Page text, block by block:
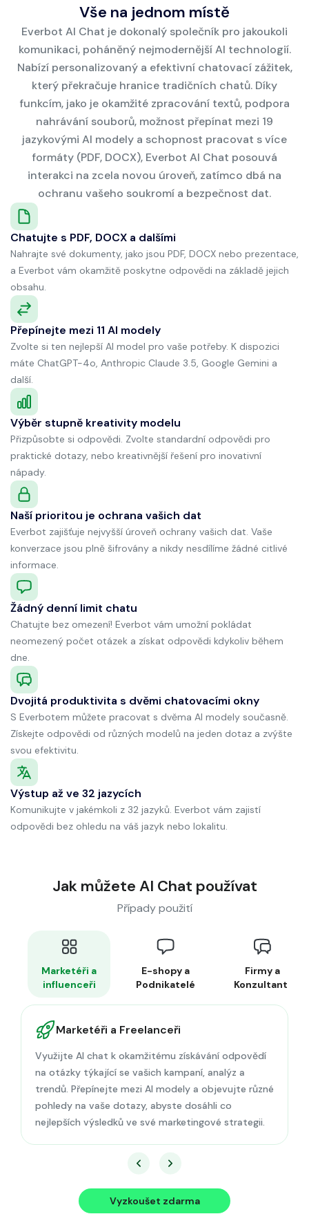
Vše na jednom místě
Everbot AI Chat je dokonalý společník pro jakoukoli
komunikaci, poháněný nejmodernější AI technologií.
Nabízí personalizovaný a efektivní chatovací zážitek,
který překračuje hranice tradičních chatů. Díky
funkcím, jako je okamžité zpracování textů, podpora
nahrávání souborů, možnost přepínat mezi 19
jazykovými AI modely a schopnost pracovat s více
formáty (PDF, DOCX), Everbot AI Chat posouvá
interakci na zcela novou úroveň, zatímco dbá na
ochranu vašeho soukromí a bezpečnost dat.
Chatujte s PDF, DOCX a dalšími
Nahrajte své dokumenty, jako jsou PDF, DOCX nebo prezentace,
a Everbot vám okamžitě poskytne odpovědi na základě jejich
obsahu.
Přepínejte mezi 11 AI modely
Zvolte si ten nejlepší AI model pro vaše potřeby. K dispozici
máte ChatGPT-4o, Anthropic Claude 3.5, Google Gemini a
další.
Výběr stupně kreativity modelu
Přizpůsobte si odpovědi. Zvolte standardní odpovědi pro
praktické dotazy, nebo kreativnější řešení pro inovativní
nápady.
Naší prioritou je ochrana vašich dat
Everbot zajišťuje nejvyšší úroveň ochrany vašich dat. Vaše
konverzace jsou plně šifrovány a nikdy nesdílíme žádné citlivé
informace.
Žádný denní limit chatu
Chatujte bez omezení! Everbot vám umožní pokládat
neomezený počet otázek a získat odpovědi kdykoliv během
dne.
Dvojitá produktivita s dvěmi chatovacími okny
S Everbotem můžete pracovat s dvěma AI modely současně.
Získejte odpovědi od různých modelů na jeden dotaz a zvýšte
svou efektivitu.
Výstup až ve 32 jazycích
Komunikujte v jakémkoli z 32 jazyků. Everbot vám zajistí
odpovědi bez ohledu na váš jazyk nebo lokalitu.
Jak můžete AI Chat používat
Případy použití
Marketéři a
influenceři
E-shopy a
Podnikatelé
Firmy a
Konzultanti
Marketéři a Freelanceři
Využijte AI chat k okamžitému získávání odpovědí
na otázky týkající se vašich kampaní, analýz a
trendů. Přepínejte mezi AI modely a objevujte různé
pohledy na vaše dotazy, abyste dosáhli co
nejlepších výsledků ve své marketingové strategii.
Vyzkoušet zdarma